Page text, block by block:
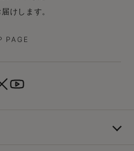
けします。
PAGE